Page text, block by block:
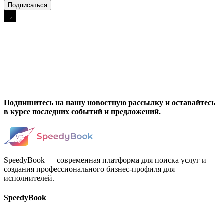
Подпишитесь на нашу новостную рассылку и оставайтесь
в курсе последних событий и предложений.
SpeedyBook — современная платформа для поиска услуг и
создания профессионального бизнес-профиля для
исполнителей.
SpeedyBook